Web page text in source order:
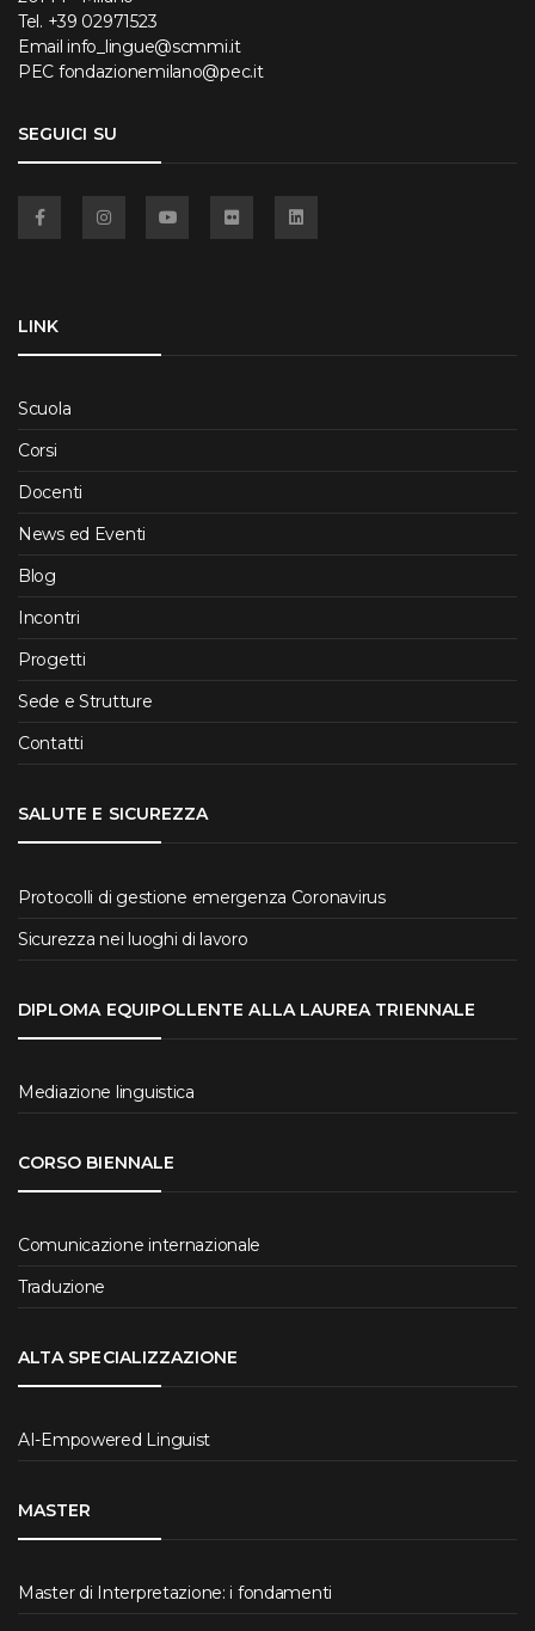
Tel. +39 02971523
Email info_lingue@scmmi.it
PEC fondazionemilano@pec.it
SEGUICI SU
LINK
Scuola
Corsi
Docenti
News ed Eventi
Blog
Incontri
Progetti
Sede e Strutture
Contatti
SALUTE E SICUREZZA
Protocolli di gestione emergenza Coronavirus
Sicurezza nei luoghi di lavoro
DIPLOMA EQUIPOLLENTE ALLA LAUREA TRIENNALE
Mediazione linguistica
CORSO BIENNALE
Comunicazione internazionale
Traduzione
ALTA SPECIALIZZAZIONE
AI-Empowered Linguist
MASTER
Master di Interpretazione: i fondamenti